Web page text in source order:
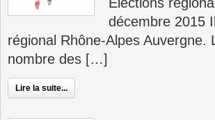
décembre 2015
régional Rhône-Alpes
nombre des […]
Lire la suite...